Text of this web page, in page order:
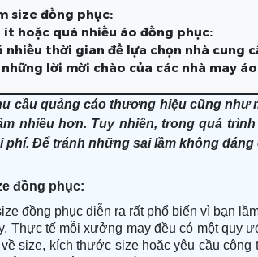
size đồng phục:
ít hoặc quá nhiều áo đồng phục:
nhiều thời gian để lựa chọn nhà cung
lời mời chào của các nhà may
cầu quảng cáo thương hiệu cũng
nhiều hơn. Tuy nhiên, trong quá
phí. Để tránh những sai lầm không
đồng phục:
đồng phục diễn ra rất phổ biến vì bạn
Thực tế mỗi xưởng may đều có một quy
size, kích thước size hoặc yêu cầu